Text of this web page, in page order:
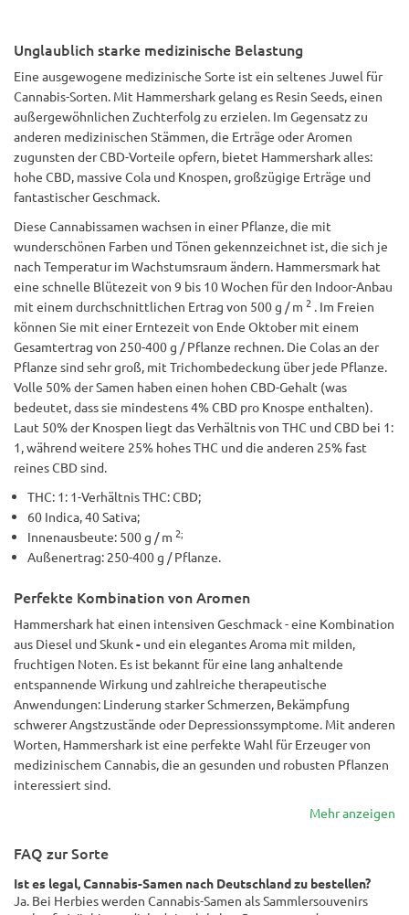
Unglaublich starke medizinische Belastung
Eine ausgewogene medizinische Sorte ist ein seltenes Juwel für
Cannabis-Sorten. Mit Hammershark gelang es Resin Seeds, einen
außergewöhnlichen Zuchterfolg zu erzielen. Im Gegensatz zu
anderen medizinischen Stämmen, die Erträge oder Aromen
zugunsten der CBD-Vorteile opfern, bietet Hammershark alles:
hohe CBD, massive Cola und Knospen, großzügige Erträge und
fantastischer Geschmack.
Diese Cannabissamen wachsen in einer Pflanze, die mit
wunderschönen Farben und Tönen gekennzeichnet ist, die sich je
nach Temperatur im Wachstumsraum ändern. Hammersmark hat
eine schnelle Blütezeit von 9 bis 10 Wochen für den Indoor-Anbau
mit einem durchschnittlichen Ertrag von 500 g / m 2 . Im Freien
können Sie mit einer Erntezeit von Ende Oktober mit einem
Gesamtertrag von 250-400 g / Pflanze rechnen. Die Colas an der
Pflanze sind sehr groß, mit Trichombedeckung über jede Pflanze.
Volle 50% der Samen haben einen hohen CBD-Gehalt (was
bedeutet, dass sie mindestens 4% CBD pro Knospe enthalten).
Laut 50% der Knospen liegt das Verhältnis von THC und CBD bei 1:
1, während weitere 25% hohes THC und die anderen 25% fast
reines CBD sind.
THC: 1: 1-Verhältnis THC: CBD;
60 Indica, 40 Sativa;
Innenausbeute: 500 g / m 2;
Außenertrag: 250-400 g / Pflanze.
Perfekte Kombination von Aromen
Hammershark hat einen intensiven Geschmack - eine Kombination
aus Diesel und Skunk- und ein elegantes Aroma mit milden,
fruchtigen Noten. Es ist bekannt für eine lang anhaltende
entspannende Wirkung und zahlreiche therapeutische
Anwendungen: Linderung starker Schmerzen, Bekämpfung
schwerer Angstzustände oder Depressionssymptome. Mit anderen
Worten, Hammershark ist eine perfekte Wahl für Erzeuger von
medizinischem Cannabis, die an gesunden und robusten Pflanzen
interessiert sind.
Mehr anzeigen
FAQ zur Sorte
Ist es legal, Cannabis-Samen nach Deutschland zu bestellen?
Ja. Bei Herbies werden Cannabis-Samen als Sammlersouvenirs